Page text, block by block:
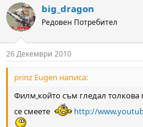
big_dragon
Редовен Потребител
26 Декември 2010
prinz Eugen написа:
Филм,който съм гледал толкова
се смеете
http://